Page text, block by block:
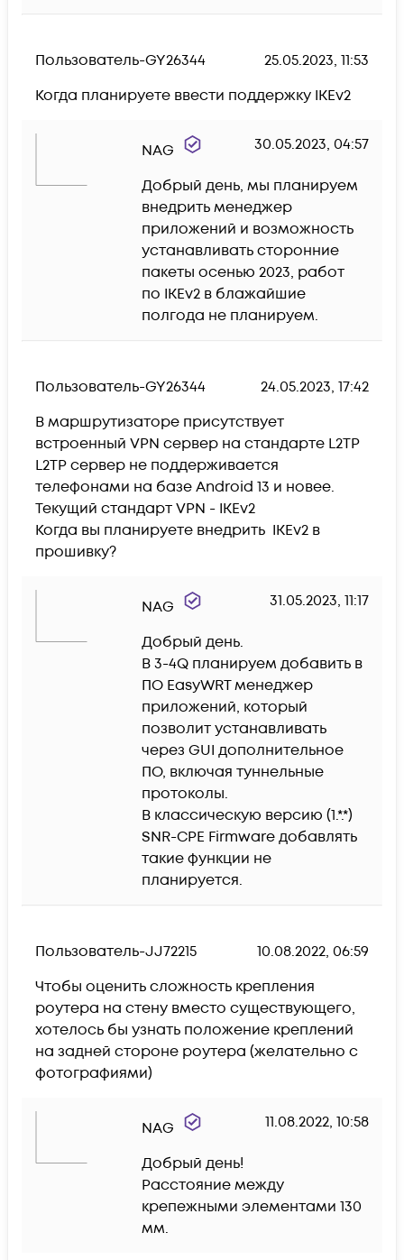
Пользователь-GY26344
25.05.2023, 11:53
Когда планируете ввести поддержку IKEv2
NAG 30.05.2023, 04:57
Добрый день, мы планируем
внедрить менеджер
приложений и возможность
устанавливать сторонние
пакеты осенью 2023, работ
по IKEv2 в блажайшие
полгода не планируем.
Пользователь-GY26344
24.05.2023, 17:42
В маршрутизаторе присутствует
встроенный VPN сервер на стандарте L2TP
L2TP сервер не поддерживается
телефонами на базе Android 13 и новее.
Текущий стандарт VPN - IKEv2
Когда вы планируете внедрить  IKEv2 в
прошивку?
NAG 31.05.2023, 11:17
Добрый день.
В 3-4Q планируем добавить в
ПО EasyWRT менеджер
приложений, который
позволит устанавливать
через GUI дополнительное
ПО, включая туннельные
протоколы.
В классическую версию (1.*.*)
SNR-CPE Firmware добавлять
такие функции не
планируется.
Пользователь-JJ72215
10.08.2022, 06:59
Чтобы оценить сложность крепления
роутера на стену вместо существующего,
хотелось бы узнать положение креплений
на задней стороне роутера (желательно с
фотографиями)
NAG 11.08.2022, 10:58
Добрый день!
Расстояние между
крепежными элементами 130
мм.